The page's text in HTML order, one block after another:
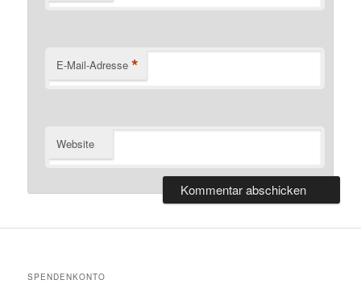
E-Mail-Adresse *
Website
SPENDENKONTO